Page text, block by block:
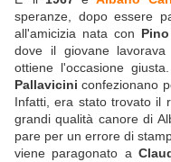
speranze, dopo essere
all'amicizia nata con
dove il giovane
ottiene l'occasione
Pallavicini confezionano
Infatti, era stato trovato il
grandi qualità canore di
pare per un errore di
viene paragonato a